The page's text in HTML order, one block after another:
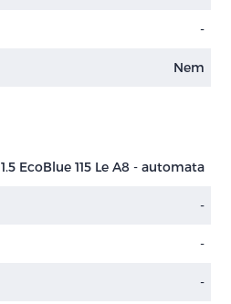
-
Nem
1.5 EcoBlue 115 Le A8 - automata
-
-
-